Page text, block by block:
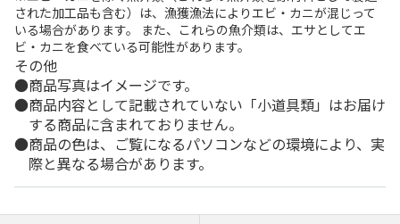
された加工品も含む）は、漁獲漁法によりエビ・カニが混じって
いる場合があります。 また、これらの魚介類は、エサとしてエ
ビ・カニを食べている可能性があります。
その他
商品写真はイメージです。
商品内容として記載されていない「小道具類」はお届け
する商品に含まれておりません。
商品の色は、ご覧になるパソコンなどの環境により、実
際と異なる場合があります。